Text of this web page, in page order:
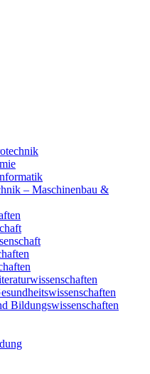
– Maschinenbau &
Bildungswissenschaften